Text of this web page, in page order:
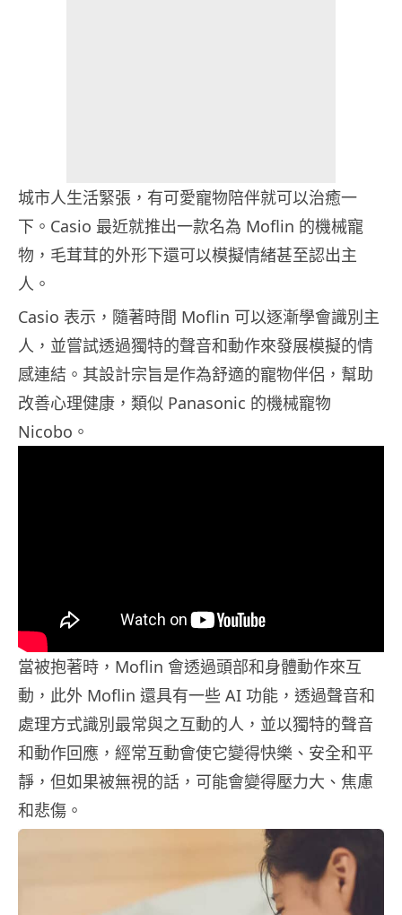
城市人生活緊張，有可愛寵物陪伴就可以治癒一
下。Casio 最近就推出一款名為 Moflin 的機械寵
物，毛茸茸的外形下還可以模擬情緒甚至認出主
人。
Casio 表示，隨著時間 Moflin 可以逐漸學會識別主
人，並嘗試透過獨特的聲音和動作來發展模擬的情
感連結。其設計宗旨是作為舒適的寵物伴侶，幫助
改善心理健康，類似 Panasonic 的機械寵物
Nicobo。
當被抱著時，Moflin 會透過頭部和身體動作來互
動，此外 Moflin 還具有一些 AI 功能，透過聲音和
處理方式識別最常與之互動的人，並以獨特的聲音
和動作回應，經常互動會使它變得快樂、安全和平
靜，但如果被無視的話，可能會變得壓力大、焦慮
和悲傷。